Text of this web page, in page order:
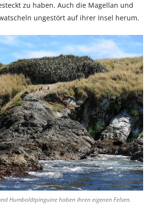
zu haben. Auch die Magellan und
ungestört auf ihrer Insel herum.
Humboldtpinguine haben ihren eigenen Felsen.